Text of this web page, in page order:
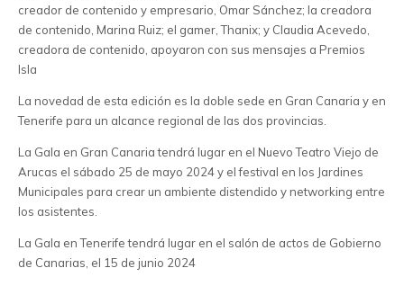
creador de contenido y empresario, Omar Sánchez; la creadora
de contenido, Marina Ruiz; el gamer, Thanix; y Claudia Acevedo,
creadora de contenido, apoyaron con sus mensajes a Premios
Isla
La novedad de esta edición es la doble sede en Gran Canaria y en
Tenerife para un alcance regional de las dos provincias.
La Gala en Gran Canaria tendrá lugar en el Nuevo Teatro Viejo de
Arucas el sábado 25 de mayo 2024 y el festival en los Jardines
Municipales para crear un ambiente distendido y networking entre
los asistentes.
La Gala en Tenerife tendrá lugar en el salón de actos de Gobierno
de Canarias, el 15 de junio 2024